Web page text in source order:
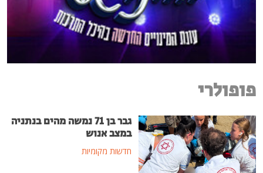
פופולרי
גבר בן 71 נמשה מהים בנתניה
במצב אנוש
חדשות מקומיות